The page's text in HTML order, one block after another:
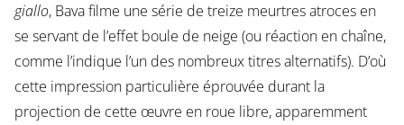
giallo, Bava filme une série de treize meurtres atroces en
se servant de l’effet boule de neige (ou réaction en chaîne,
comme l’indique l’un des nombreux titres alternatifs). D’où
cette impression particulière éprouvée durant la
projection de cette œuvre en roue libre, apparemment